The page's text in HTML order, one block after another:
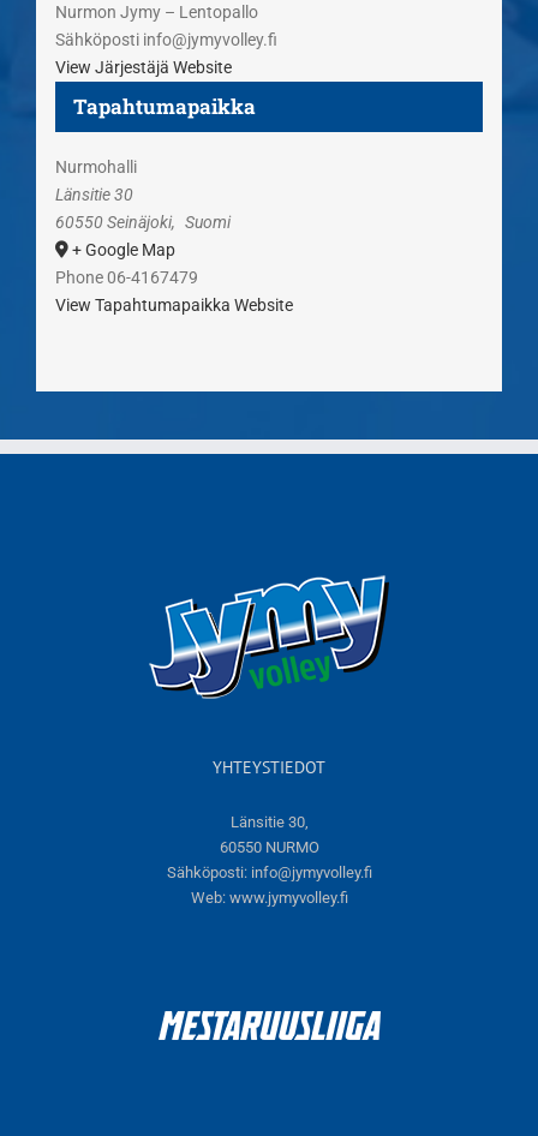
Tapahtumapaikka
Nurmohalli
Länsitie 30
60550 Seinäjoki, Suomi
+ Google Map
Phone 06-4167479
View Tapahtumapaikka Website
Nurmon Jymy – Lentopallo
Sähköposti info@jymyvolley.fi
View Järjestäjä Website
YHTEYSTIEDOT
Länsitie 30,
60550 NURMO
Sähköposti: info@jymyvolley.fi
Web: www.jymyvolley.fi